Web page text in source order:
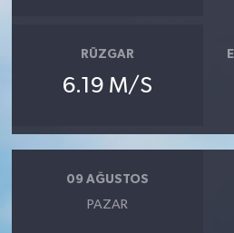
RÜZGAR
6.19 M/S
09 AĞUSTOS
PAZAR